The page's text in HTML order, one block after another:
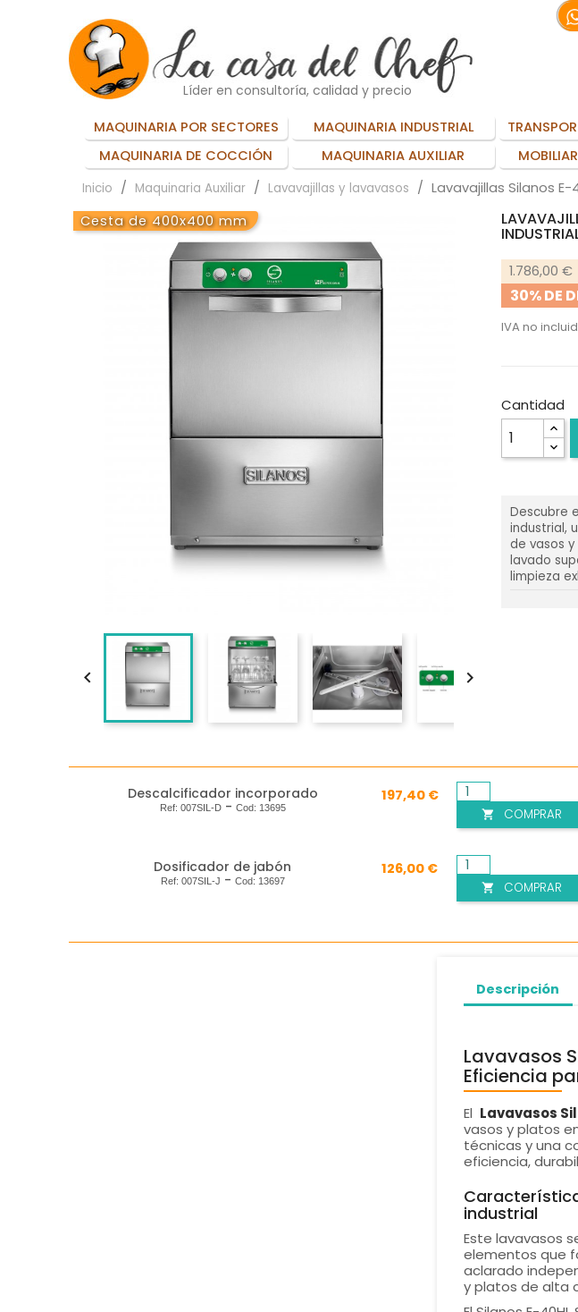
Líder en consultoría, calidad y precio
MAQUINARIA POR SECTORES MAQUINARIA INDUSTRIAL
MAQUINARIA DE COCCIÓN
MAQUINARIA AUXILIAR
Inicio Maquinaria Auxiliar Lavavajillas y lavavasos
Lavavajillas Silanos E-
Cesta de 400x400 mm
 
1.786,00 €
30% DE
IVA no
Cantidad
Descubre
industrial,
de vasos
lavado
limpieza
Descalcificador incorporado
Ref: 007SIL-D- Cod: 13695
197,40 €
 COMPRAR
Dosificador de jabón
Ref: 007SIL-J - Cod: 13697
126,00 €
 COMPRAR
Descripción
Lavavasos
Eficiencia
El Lavavasos
vasos y platos
técnicas y una
eficiencia,
industrial
Este lavavasos
elementos que
aclarado
y platos de alta